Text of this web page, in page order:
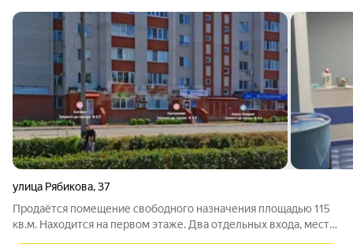
улица Рябикова,37
Продаётся помещение свободного назначения площадью 115
кв.м. Находится на первом этаже. Два отдельных входа, место